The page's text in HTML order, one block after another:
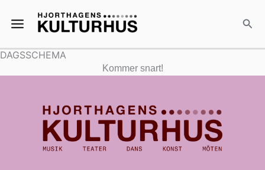
Main
Menu
Sök
DAGSSCHEMA
Kommer snart!